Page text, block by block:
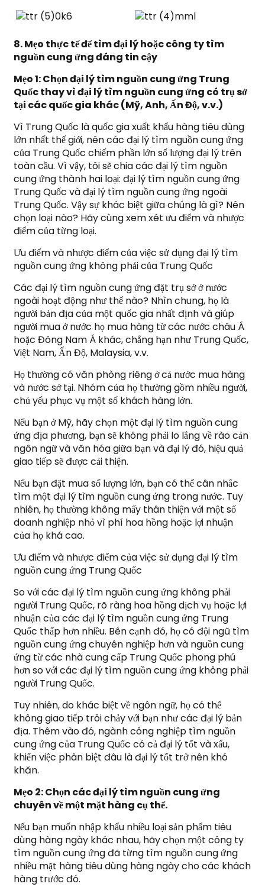
8. Mẹo thực tế để tìm đại lý hoặc công ty tìm
nguồn cung ứng đáng tin cậy
Mẹo 1: Chọn đại lý tìm nguồn cung ứng Trung
Quốc thay vì đại lý tìm nguồn cung ứng có trụ sở
tại các quốc gia khác (Mỹ, Anh, Ấn Độ, v.v.)
Vì Trung Quốc là quốc gia xuất khẩu hàng tiêu dùng
lớn nhất thế giới, nên các đại lý tìm nguồn cung ứng
của Trung Quốc chiếm phần lớn số lượng đại lý trên
toàn cầu. Vì vậy, tôi sẽ chia các đại lý tìm nguồn
cung ứng thành hai loại: đại lý tìm nguồn cung ứng
Trung Quốc và đại lý tìm nguồn cung ứng ngoài
Trung Quốc. Vậy sự khác biệt giữa chúng là gì? Nên
chọn loại nào? Hãy cùng xem xét ưu điểm và nhược
điểm của từng loại.
Ưu điểm và nhược điểm của việc sử dụng đại lý tìm
nguồn cung ứng không phải của Trung Quốc
Các đại lý tìm nguồn cung ứng đặt trụ sở ở nước
ngoài hoạt động như thế nào? Nhìn chung, họ là
người bản địa của một quốc gia nhất định và giúp
người mua ở nước họ mua hàng từ các nước châu Á
hoặc Đông Nam Á khác, chẳng hạn như Trung Quốc,
Việt Nam, Ấn Độ, Malaysia, v.v.
Họ thường có văn phòng riêng ở cả nước mua hàng
và nước sở tại. Nhóm của họ thường gồm nhiều người,
chủ yếu phục vụ một số khách hàng lớn.
Nếu bạn ở Mỹ, hãy chọn một đại lý tìm nguồn cung
ứng địa phương, bạn sẽ không phải lo lắng về rào cản
ngôn ngữ và văn hóa giữa bạn và đại lý đó, hiệu quả
giao tiếp sẽ được cải thiện.
Nếu bạn đặt mua số lượng lớn, bạn có thể cân nhắc
tìm một đại lý tìm nguồn cung ứng trong nước. Tuy
nhiên, họ thường không mấy thân thiện với một số
doanh nghiệp nhỏ vì phí hoa hồng hoặc lợi nhuận
của họ khá cao.
Ưu điểm và nhược điểm của việc sử dụng đại lý tìm
nguồn cung ứng Trung Quốc
So với các đại lý tìm nguồn cung ứng không phải
người Trung Quốc, rõ ràng hoa hồng dịch vụ hoặc lợi
nhuận của các đại lý tìm nguồn cung ứng Trung
Quốc thấp hơn nhiều. Bên cạnh đó, họ có đội ngũ tìm
nguồn cung ứng chuyên nghiệp hơn và nguồn cung
ứng từ các nhà cung cấp Trung Quốc phong phú
hơn so với các đại lý tìm nguồn cung ứng không phải
người Trung Quốc.
Tuy nhiên, do khác biệt về ngôn ngữ, họ có thể
không giao tiếp trôi chảy với bạn như các đại lý bản
địa. Thêm vào đó, ngành công nghiệp tìm nguồn
cung ứng của Trung Quốc có cả đại lý tốt và xấu,
khiến việc phân biệt đâu là đại lý tốt trở nên khó
khăn.
Mẹo 2: Chọn các đại lý tìm nguồn cung ứng
chuyên về một mặt hàng cụ thể.
Nếu bạn muốn nhập khẩu nhiều loại sản phẩm tiêu
dùng hàng ngày khác nhau, hãy chọn một công ty
tìm nguồn cung ứng đã từng tìm nguồn cung ứng
nhiều mặt hàng tiêu dùng hàng ngày cho các khách
hàng trước đó.